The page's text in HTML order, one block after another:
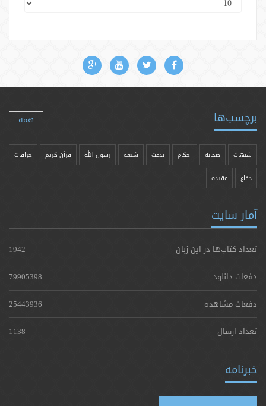
برچسب‌ها همه
شبهات صحابه احکام بدعت شیعه رسول الله قرآن کریم خرافات
دفاع عقیده
آمار سایت
تعداد کتاب‌ها در این زبان
1942
دفعات دانلود
79905398
دفعات مشاهده
25443936
تعداد ارسال
1138
خبرنامه